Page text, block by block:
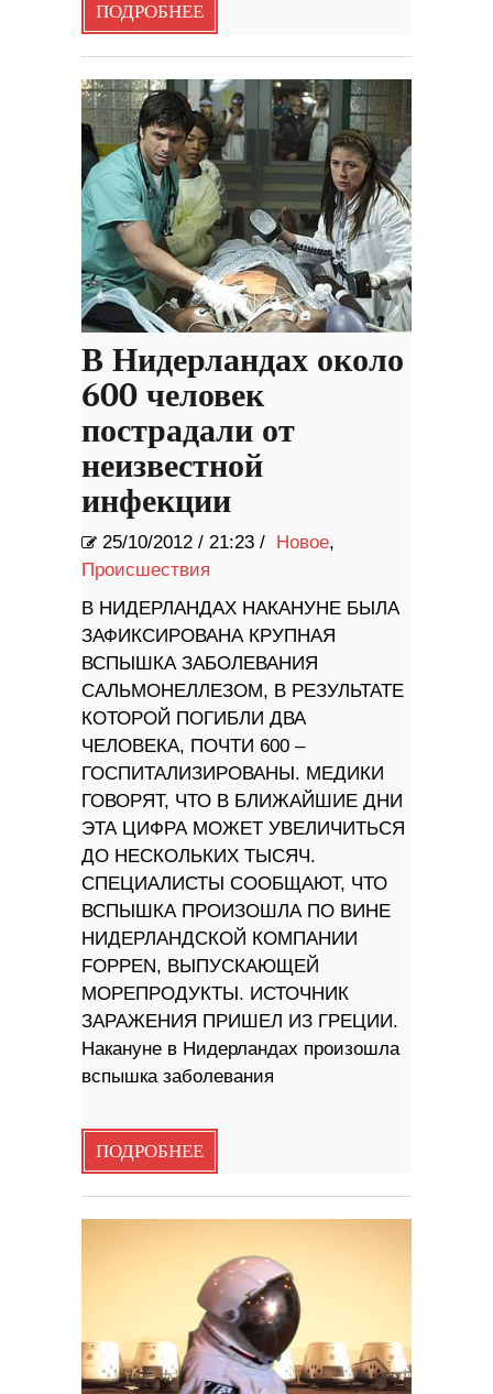
ПОДРОБНЕЕ
В Нидерландах около
600 человек
пострадали от
неизвестной
инфекции
25/10/2012 / 21:23 / Новое,
Происшествия
В НИДЕРЛАНДАХ НАКАНУНЕ БЫЛА
ЗАФИКСИРОВАНА КРУПНАЯ
ВСПЫШКА ЗАБОЛЕВАНИЯ
САЛЬМОНЕЛЛЕЗОМ, В РЕЗУЛЬТАТЕ
КОТОРОЙ ПОГИБЛИ ДВА
ЧЕЛОВЕКА, ПОЧТИ 600 –
ГОСПИТАЛИЗИРОВАНЫ. МЕДИКИ
ГОВОРЯТ, ЧТО В БЛИЖАЙШИЕ ДНИ
ЭТА ЦИФРА МОЖЕТ УВЕЛИЧИТЬСЯ
ДО НЕСКОЛЬКИХ ТЫСЯЧ.
СПЕЦИАЛИСТЫ СООБЩАЮТ, ЧТО
ВСПЫШКА ПРОИЗОШЛА ПО ВИНЕ
НИДЕРЛАНДСКОЙ КОМПАНИИ
FOPPEN, ВЫПУСКАЮЩЕЙ
МОРЕПРОДУКТЫ. ИСТОЧНИК
ЗАРАЖЕНИЯ ПРИШЕЛ ИЗ ГРЕЦИИ.
Накануне в Нидерландах произошла
вспышка заболевания
ПОДРОБНЕЕ